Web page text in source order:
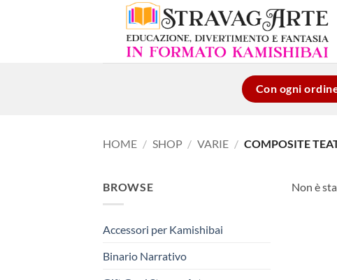
Con ogni
HOME / SHOP / VARIE / COMPOSITE
BROWSE
Accessori per Kamishibai
Binario Narrativo
Non è